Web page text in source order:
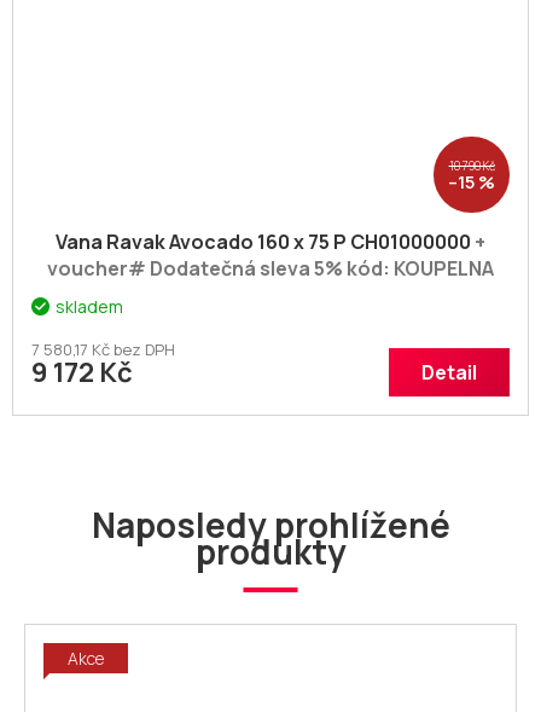
10 790 Kč
–15 %
Vana Ravak Avocado 160 x 75 P CH01000000 +
voucher# Dodatečná sleva 5% kód: KOUPELNA
skladem
7 580,17 Kč bez DPH
9 172 Kč Detail
Naposledy prohlížené
produkty
Akce